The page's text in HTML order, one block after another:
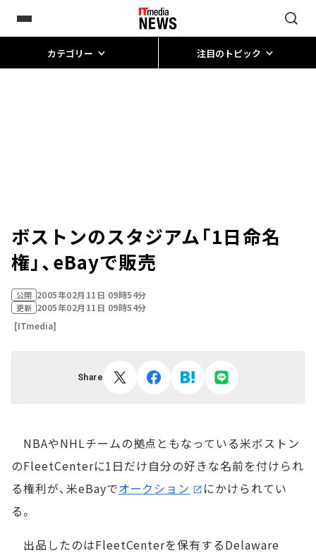
カテゴリー 注目のトピック
ボストンのスタジアム「1日命名
権」、eBayで販売
公開 2005年02月11日 09時54分
更新 2005年02月11日 09時54分
[ITmedia]
Share
NBAやNHLチームの拠点ともなっている米ボストン
のFleetCenterに1日だけ自分の好きな名前を付けられ
る権利が、米eBayでオークション
にかけられてい
る。
出品したのはFleetCenterを保有するDelaware